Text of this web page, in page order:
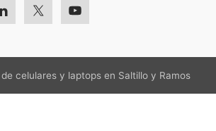
celulares y laptops en Saltillo y Ramos